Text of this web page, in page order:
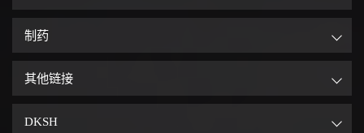
制药
其他链接
DKSH